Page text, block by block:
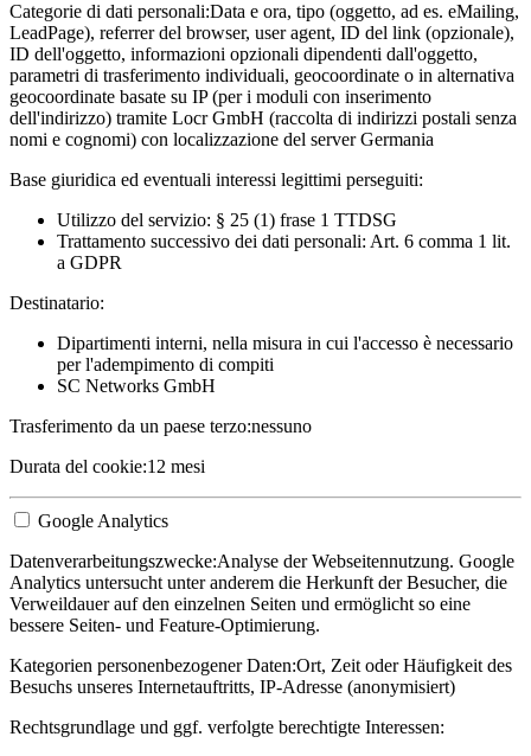
Categorie di dati personali:Data e ora, tipo (oggetto, ad es. eMailing,
LeadPage), referrer del browser, user agent, ID del link (opzionale),
ID dell'oggetto, informazioni opzionali dipendenti dall'oggetto,
parametri di trasferimento individuali, geocoordinate o in alternativa
geocoordinate basate su IP (per i moduli con inserimento
dell'indirizzo) tramite Locr GmbH (raccolta di indirizzi postali senza
nomi e cognomi) con localizzazione del server Germania
Base giuridica ed eventuali interessi legittimi perseguiti:
Utilizzo del servizio: § 25 (1) frase 1 TTDSG
Trattamento successivo dei dati personali: Art. 6 comma 1 lit.
a GDPR
Destinatario:
Dipartimenti interni, nella misura in cui l'accesso è necessario
per l'adempimento di compiti
SC Networks GmbH
Trasferimento da un paese terzo:nessuno
Durata del cookie:12 mesi
Google Analytics
Datenverarbeitungszwecke:Analyse der Webseitennutzung. Google
Analytics untersucht unter anderem die Herkunft der Besucher, die
Verweildauer auf den einzelnen Seiten und ermöglicht so eine
bessere Seiten- und Feature-Optimierung.
Kategorien personenbezogener Daten:Ort, Zeit oder Häufigkeit des
Besuchs unseres Internetauftritts, IP-Adresse (anonymisiert)
Rechtsgrundlage und ggf. verfolgte berechtigte Interessen: